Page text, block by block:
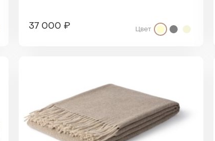
37 000 ₽ Цвет